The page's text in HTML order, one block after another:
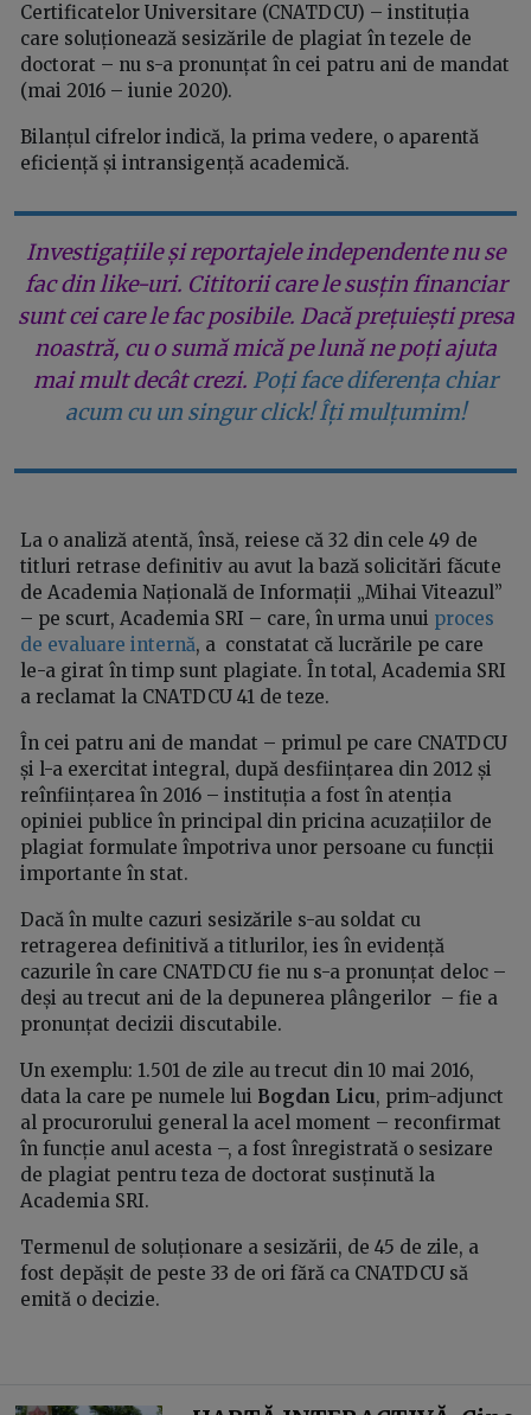
Certificatelor Universitare (CNATDCU) – instituția
care soluționează sesizările de plagiat în tezele de
doctorat – nu s-a pronunțat în cei patru ani de mandat
(mai 2016 – iunie 2020).
Bilanțul cifrelor indică, la prima vedere, o aparentă
eficiență și intransigență academică.
Investigațiile și reportajele independente nu se
fac din like-uri. Cititorii care le susțin financiar
sunt cei care le fac posibile. Dacă prețuiești presa
noastră, cu o sumă mică pe lună ne poți ajuta
mai mult decât crezi. Poți face diferența chiar
acum cu un singur click! Îți mulțumim!
La o analiză atentă, însă, reiese că 32 din cele 49 de
titluri retrase definitiv au avut la bază solicitări făcute
de Academia Națională de Informații „Mihai Viteazul”
– pe scurt, Academia SRI – care, în urma unui proces
de evaluare internă, a constatat că lucrările pe care
le-a girat în timp sunt plagiate. În total, Academia SRI
a reclamat la CNATDCU 41 de teze.
În cei patru ani de mandat – primul pe care CNATDCU
și l-a exercitat integral, după desființarea din 2012 și
reînființarea în 2016 – instituția a fost în atenția
opiniei publice în principal din pricina acuzațiilor de
plagiat formulate împotriva unor persoane cu funcții
importante în stat.
Dacă în multe cazuri sesizările s-au soldat cu
retragerea definitivă a titlurilor, ies în evidență
cazurile în care CNATDCU fie nu s-a pronunțat deloc –
deși au trecut ani de la depunerea plângerilor – fie a
pronunțat decizii discutabile.
Un exemplu: 1.501 de zile au trecut din 10 mai 2016,
data la care pe numele lui Bogdan Licu, prim-adjunct
al procurorului general la acel moment – reconfirmat
în funcție anul acesta –, a fost înregistrată o sesizare
de plagiat pentru teza de doctorat susținută la
Academia SRI.
Termenul de soluționare a sesizării, de 45 de zile, a
fost depășit de peste 33 de ori fără ca CNATDCU să
emită o decizie.